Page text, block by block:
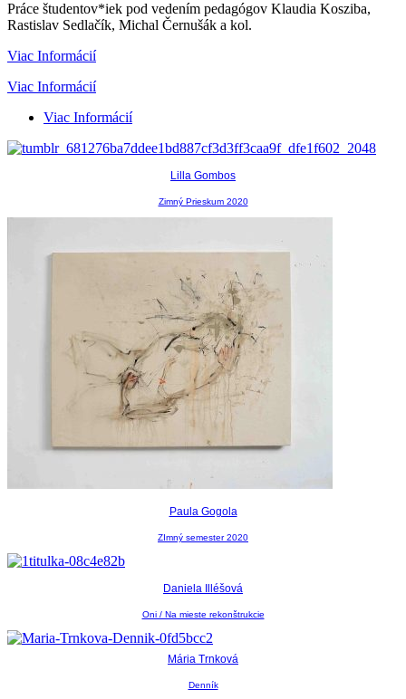
Práce študentov*iek pod vedením pedagógov Klaudia Kosziba,
Rastislav Sedlačík, Michal Černušák a kol.
Viac Informácií
Viac Informácií
Viac Informácií
Lilla Gombos
Zimný Prieskum 2020
Paula Gogola
ZImný semester 2020
Daniela Illéšová
Oni / Na mieste rekonštrukcie
Mária Trnková
Denník